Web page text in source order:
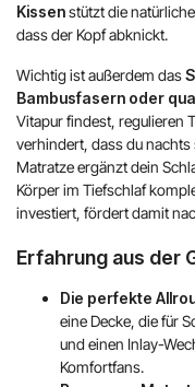
Kissenstützt die
dass der Kopf abknickt.
Wichtig ist außerdem das
Bambusfasern oder
Vitapur findest, regulieren
verhindert, dass du
Matratze ergänzt dein
Körper im Tiefschlaf
investiert, fördert damit
Erfahrung aus der
Die perfekte
eine Decke, die für
und einen Inlay-
Komfortfans.